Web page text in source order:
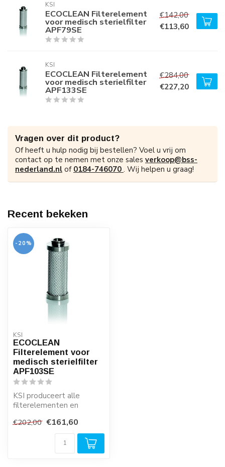
KSI
ECOCLEAN Filterelement
voor medisch sterielfilter
APF79SE
€142,00
€113,60
KSI
ECOCLEAN Filterelement
voor medisch sterielfilter
APF133SE
€284,00
€227,20
Vragen over dit product?
Of heeft u hulp nodig bij bestellen? Voel u vrij om
contact op te nemen met onze sales verkoop@bss-
nederland.nl of 0184-746070 . Wij helpen u graag!
Recent bekeken
-20%
KSI
ECOCLEAN
Filterelement voor
medisch sterielfilter
APF103SE
KSI produceert alle
filterelementen en
beheer. Dit zor...
€202,00 €161,60